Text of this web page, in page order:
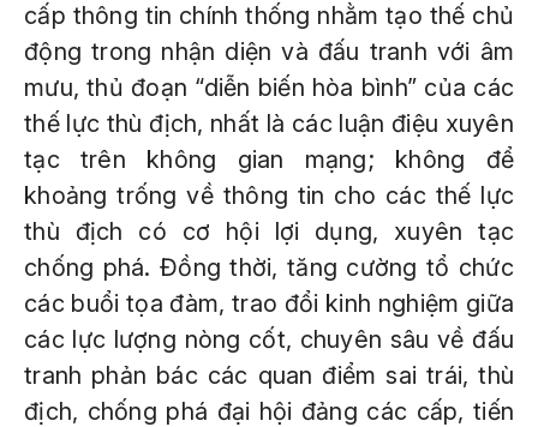
cấp thông tin chính thống nhằm tạo thế chủ
động trong nhận diện và đấu tranh với âm
mưu, thủ đoạn “diễn biến hòa bình” của các
thế lực thù địch, nhất là các luận điệu xuyên
tạc trên không gian mạng; không để
khoảng trống về thông tin cho các thế lực
thù địch có cơ hội lợi dụng, xuyên tạc
chống phá. Đồng thời, tăng cường tổ chức
các buổi tọa đàm, trao đổi kinh nghiệm giữa
các lực lượng nòng cốt, chuyên sâu về đấu
tranh phản bác các quan điểm sai trái, thù
địch, chống phá đại hội đảng các cấp, tiến